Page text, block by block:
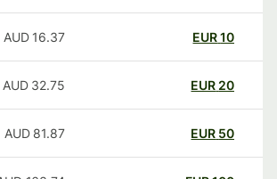
EUR
16.37
AUD
20
EUR
32.75
AUD
50
EUR
81.87
AUD